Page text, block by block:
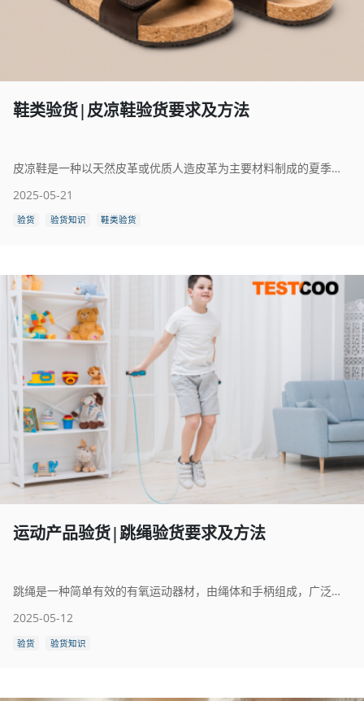
鞋类验货|皮凉鞋验货要求及方法
皮凉鞋是一种以天然皮革或优质人造皮革为主要材料制成的夏季常用鞋类，具有透气性好、质感优雅、穿着舒适等特点。根据使用场景和设计风格的不同，皮凉鞋分为男式、女式及儿童款式，广泛应用于日常穿搭、商务休闲及户外活动等场合。
2025-05-21
验货 验货知识 鞋类验货
运动产品验货|跳绳验货要求及方法
跳绳是一种简单有效的有氧运动器材，由绳体和手柄组成，广泛应用于健身、减肥、竞技和儿童娱乐等领域。跳绳运动不仅能增强心肺功能、提高协调性和灵敏度，还能快速燃烧脂肪，锻炼下肢力量和核心稳定性，是一项适合各年龄段人群的全身性运动。
2025-05-12
验货 验货知识